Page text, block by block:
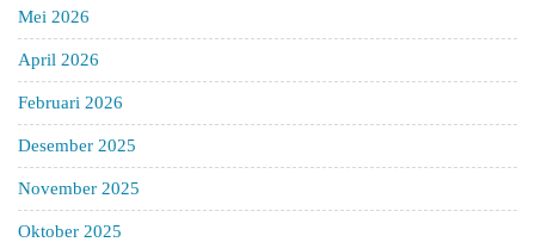
Mei 2026
April 2026
Februari 2026
Desember 2025
November 2025
Oktober 2025